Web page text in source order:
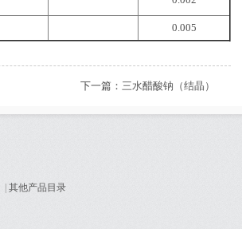
0.005
下一篇： 三水醋酸钠（结晶）
其他产品目录